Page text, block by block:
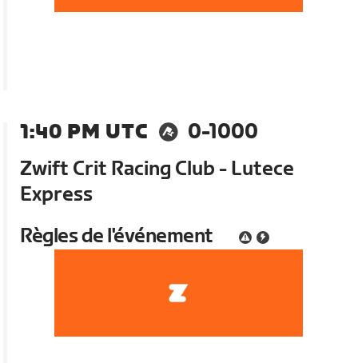
1:40 PM UTC
0-1000
Zwift Crit Racing Club - Lutece
Express
Règles de l'événement